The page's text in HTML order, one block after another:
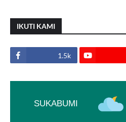
IKUTI KAMI
1.5k
SUKABUMI